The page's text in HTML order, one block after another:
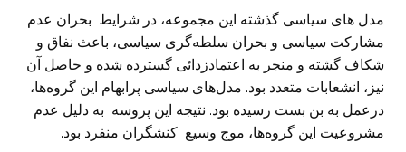
مدل های سیاسی گذشته این مجموعه، در شرایط بحران عدم
مشارکت سیاسی و بحران سلطه‌گری سیاسی، باعث نفاق و
شکاف گشته و منجر به اعتمادزدائی گسترده شده و حاصل آن
نیز، انشعابات متعدد بود. مدل‌های سیاسی پرابهام این گروه‌ها،
درعمل به بن بست رسیده بود. نتیجه این پروسه به دلیل عدم
مشروعیت این گروه‌ها، موج وسیع کنشگران منفرد بود.